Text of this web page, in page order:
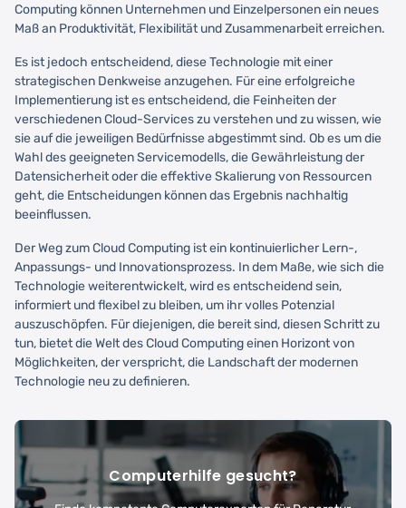
Computing können Unternehmen und Einzelpersonen ein neues
Maß an Produktivität, Flexibilität und Zusammenarbeit erreichen.
Es ist jedoch entscheidend, diese Technologie mit einer
strategischen Denkweise anzugehen. Für eine erfolgreiche
Implementierung ist es entscheidend, die Feinheiten der
verschiedenen Cloud-Services zu verstehen und zu wissen, wie
sie auf die jeweiligen Bedürfnisse abgestimmt sind. Ob es um die
Wahl des geeigneten Servicemodells, die Gewährleistung der
Datensicherheit oder die effektive Skalierung von Ressourcen
geht, die Entscheidungen können das Ergebnis nachhaltig
beeinflussen.
Der Weg zum Cloud Computing ist ein kontinuierlicher Lern-,
Anpassungs- und Innovationsprozess. In dem Maße, wie sich die
Technologie weiterentwickelt, wird es entscheidend sein,
informiert und flexibel zu bleiben, um ihr volles Potenzial
auszuschöpfen. Für diejenigen, die bereit sind, diesen Schritt zu
tun, bietet die Welt des Cloud Computing einen Horizont von
Möglichkeiten, der verspricht, die Landschaft der modernen
Technologie neu zu definieren.
Computerhilfe gesucht?